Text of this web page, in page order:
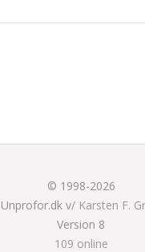
© 1998-2026
Unprofor.dk v/ Karsten F.
Version 8
109 online